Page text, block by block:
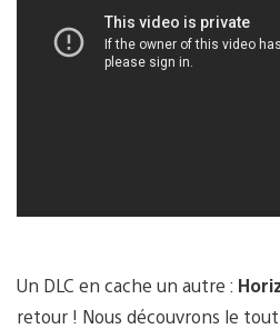
Un DLC en cache un autre :
retour ! Nous découvrons le